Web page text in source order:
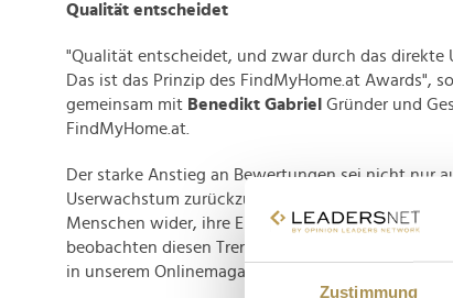
Zustimmung
Qualität entscheidet
"Qualität entscheidet, und zwar durch das direkte
Das ist das Prinzip des FindMyHome.at Awards", so
gemeinsam mit Benedikt Gabriel Gründer und
FindMyHome.at.
Der starke Anstieg an Bewertungen sei nicht nur
Userwachstum zurückzuführen, sondern spiegle
Menschen wider, ihre Erfahrungen und
beobachten diesen Trend verstärkt in unserer
in unserem Onlinemagazin MyHome-at", sagt